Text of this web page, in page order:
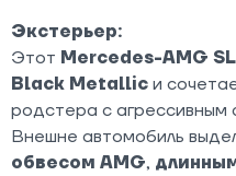
Экстерьер:
Этот Mercedes-AMG
Black Metallic и
родстера с агрессивным
Внешне автомобиль
обвесом AMG,